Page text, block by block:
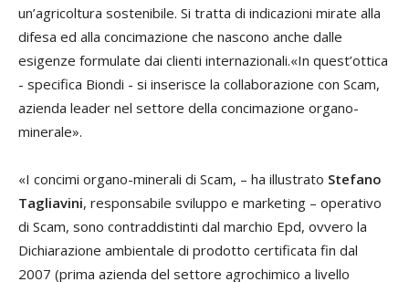
un’agricoltura sostenibile. Si tratta di indicazioni mirate alla
difesa ed alla concimazione che nascono anche dalle
esigenze formulate dai clienti internazionali.«In quest’ottica
- specifica Biondi - si inserisce la collaborazione con Scam,
azienda leader nel settore della concimazione organo-
minerale».
«I concimi organo-minerali di Scam, – ha illustrato Stefano
Tagliavini, responsabile sviluppo e marketing – operativo
di Scam, sono contraddistinti dal marchio Epd, ovvero la
Dichiarazione ambientale di prodotto certificata fin dal
2007 (prima azienda del settore agrochimico a livello